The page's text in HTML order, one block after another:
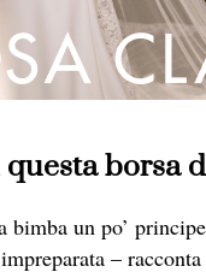
questa
bimba un po’
–